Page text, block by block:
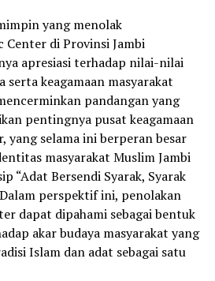
yang menolak
Center di Provinsi Jambi
apresiasi terhadap nilai-nilai
serta keagamaan masyarakat
pandangan yang
pentingnya pusat keagamaan
yang selama ini berperan besar
masyarakat Muslim Jambi
“Adat Bersendi Syarak, Syarak
perspektif ini, penolakan
dapat dipahami sebagai bentuk
akar budaya masyarakat yang
Islam dan adat sebagai satu